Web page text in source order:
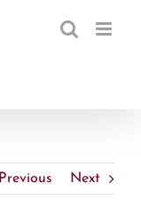
Previous Next